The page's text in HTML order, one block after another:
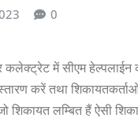
0
कलेक्ट्रेट में सीएम हेल्पलाईन
करें तथा
जो शिकायत लम्बित हैं